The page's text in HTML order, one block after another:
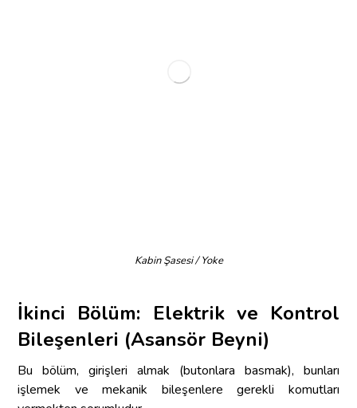
Kabin Şasesi / Yoke
İkinci Bölüm: Elektrik ve Kontrol
Bileşenleri (Asansör Beyni)
Bu bölüm, girişleri almak (butonlara basmak), bunları
işlemek ve mekanik bileşenlere gerekli komutları